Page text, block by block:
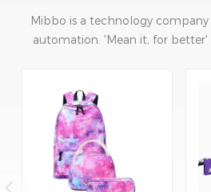
Mibbo is a technology
automation. 'Mean it, for better'